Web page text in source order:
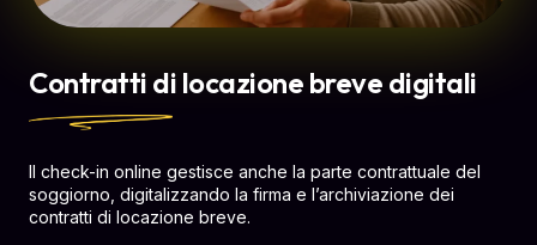
Contratti di locazione breve digitali
Il check-in online gestisce anche la parte contrattuale del
soggiorno, digitalizzando la firma e l’archiviazione dei
contratti di locazione breve.